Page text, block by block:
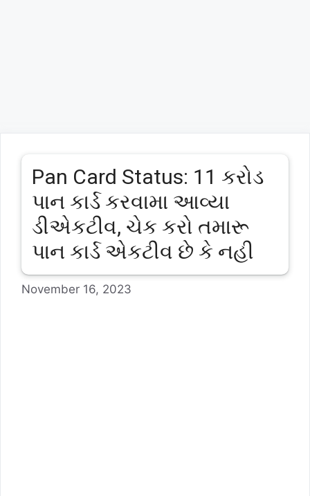
Pan Card Status: 11 કરોડ
પાન કાર્ડ કરવામા આવ્યા
ડીએકટીવ, ચેક કરો તમારૂ
પાન કાર્ડ એકટીવ છે કે નહી
November 16, 2023